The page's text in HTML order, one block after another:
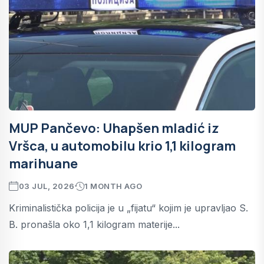
MUP Pančevo: Uhapšen mladić iz
Vršca, u automobilu krio 1,1 kilogram
marihuane
03 JUL, 2026 1 MONTH AGO
Kriminalistička policija je u „fijatu“ kojim je upravljao S.
B. pronašla oko 1,1 kilogram materije...